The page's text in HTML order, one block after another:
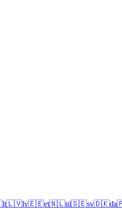
lt🇱🇻lv🇪🇪et🇳🇱nl🇸🇪sv🇩🇰da